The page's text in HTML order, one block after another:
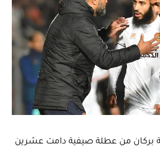
بركان من عطلة صيفية دامت عشرين